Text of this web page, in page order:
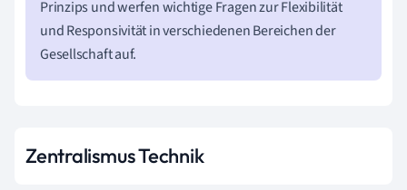
Prinzips und werfen wichtige Fragen zur Flexibilität
und Responsivität in verschiedenen Bereichen der
Gesellschaft auf.
Zentralismus Technik